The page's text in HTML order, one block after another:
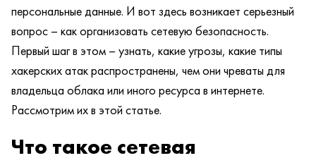
персональные данные. И вот здесь возникает серьезный
вопрос – как организовать сетевую безопасность.
Первый шаг в этом – узнать, какие угрозы, какие типы
хакерских атак распространены, чем они чреваты для
владельца облака или иного ресурса в интернете.
Рассмотрим их в этой статье.
Что такое сетевая